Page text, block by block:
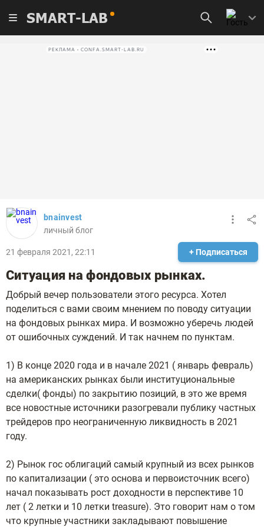
SMART-LAB
РЕКЛАМА • CONFA.SMART-LAB.RU
bnainvest
личный блог
21 февраля 2021, 22:11 + Подписаться
Ситуация на фондовых рынках.
Добрый вечер пользователи этого ресурса. Хотел
поделиться с вами своим мнением по поводу ситуации
на фондовых рынках мира. И возможно уберечь людей
от ошибочных суждений. И так начнем по пунктам.
1) В конце 2020 года и в начале 2021 ( январь февраль)
на американских рынках были институциональные
сделки( фонды) по закрытию позиций, в это же время
все новостные источники разогревали публику частных
трейдеров про неограниченную ликвидность в 2021
году.
2) Рынок гос облигаций самый крупный из всех рынков
по капитализации ( это основа и первоисточник всего)
начал показывать рост доходности в перспективе 10
лет ( 2 летки и 10 летки treasure). Это говорит нам о том
что крупные участники закладывают повышение